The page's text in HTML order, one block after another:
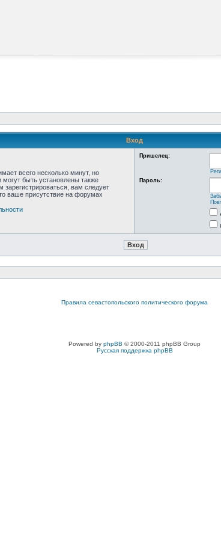
Вход
всего несколько минут, но
быть установлены также
зарегистрироваться, вам следует
ваше присутствие на форумах
Пришелец:
Пароль:
Правила севастопольского политического форума
Powered by phpBB © 2000-2011 phpBB Group
Русская поддержка phpBB